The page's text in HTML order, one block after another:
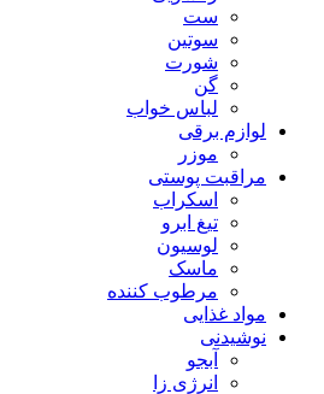
ست
سوتین
شورت
گن
لباس خواب
لوازم برقی
موزر
مراقبت پوستی
اسکراب
تیغ ابرو
لوسیون
ماسک
مرطوب کننده
مواد غذایی
نوشیدنی
آبجو
انرژی زا